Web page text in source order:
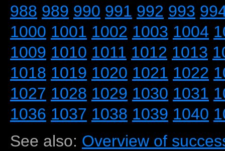
988 989 990 991 992 993
1000 1001 1002 1003 1004
1009 1010 1011 1012 1013
1018 1019 1020 1021 1022
1027 1028 1029 1030 1031
1036 1037 1038 1039 1040
See also: Overview of